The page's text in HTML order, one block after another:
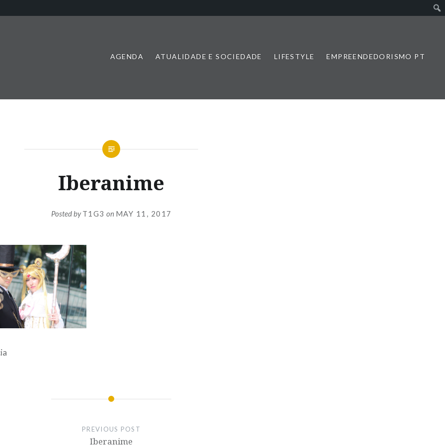
AGENDA ATUALIDADE E SOCIEDADE LIFESTYLE EMPREENDEDORISMO PT
Iberanime
Posted byT1G3 on MAY 11, 2017
PREVIOUS POST
Iberanime